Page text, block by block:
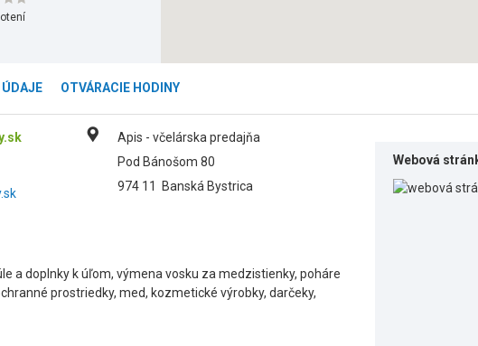
ÚDAJE OTVÁRACIE HODINY
Apis - včelárska predajňa
Pod Bánošom 80
974 11
Banská Bystrica
a doplnky k úľom, výmena vosku za medzistienky, poháre
prostriedky, med, kozmetické výrobky, darčeky,
Webová